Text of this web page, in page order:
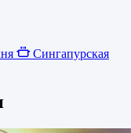
Сингапурская